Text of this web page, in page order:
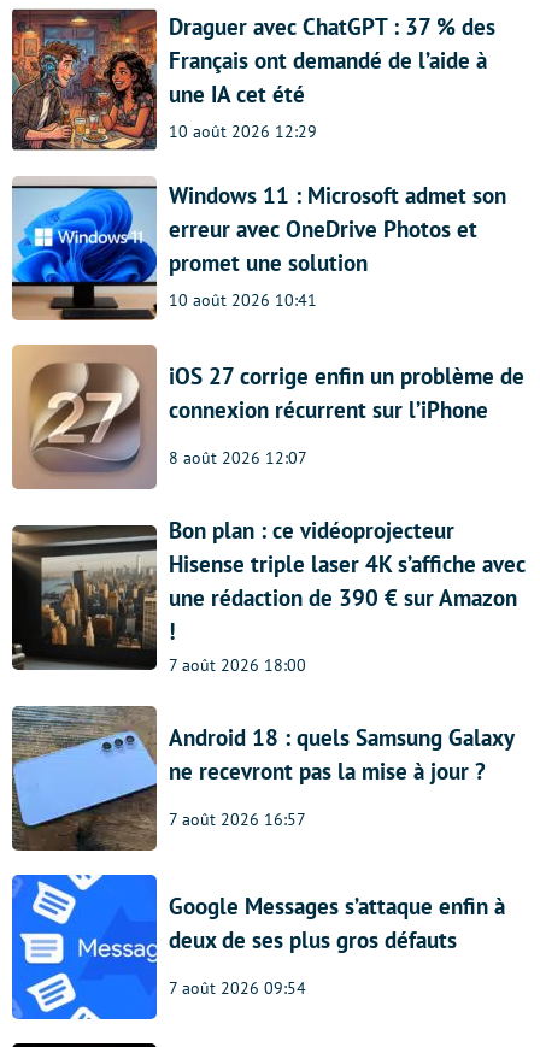
Draguer avec ChatGPT : 37 % des
Français ont demandé de l’aide à
une IA cet été
10 août 2026 12:29
Windows 11 : Microsoft admet son
erreur avec OneDrive Photos et
promet une solution
10 août 2026 10:41
iOS 27 corrige enfin un problème de
connexion récurrent sur l’iPhone
8 août 2026 12:07
Bon plan : ce vidéoprojecteur
Hisense triple laser 4K s’affiche avec
une rédaction de 390 € sur Amazon
!
7 août 2026 18:00
Android 18 : quels Samsung Galaxy
ne recevront pas la mise à jour ?
7 août 2026 16:57
Google Messages s’attaque enfin à
deux de ses plus gros défauts
7 août 2026 09:54